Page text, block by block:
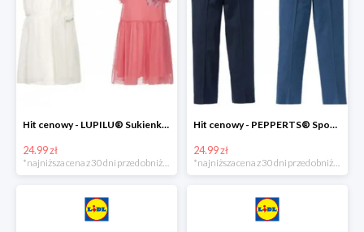
Hit cenowy - LUPILU® Sukienka dziewczęca
24.99 zł
Hit cenowy - PEPPERTS® Spodnie garniturowe młodzieżowe
24.99 zł